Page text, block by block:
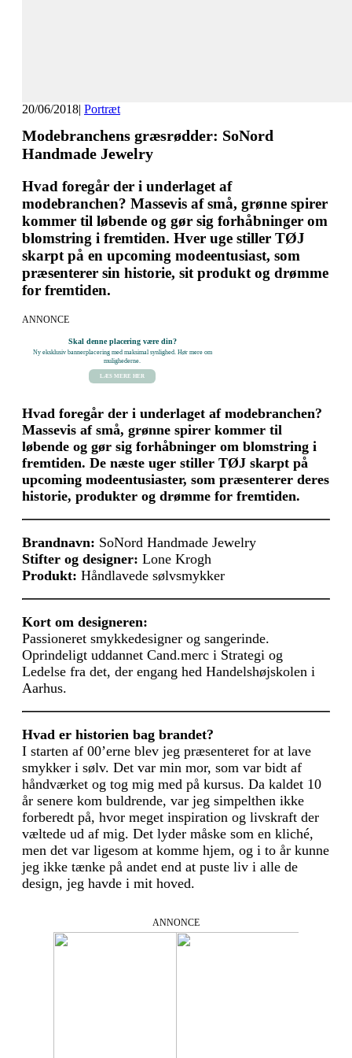
20/06/2018| Portræt
Modebranchens græsrødder: SoNord
Handmade Jewelry
Hvad foregår der i underlaget af
modebranchen? Massevis af små, grønne spirer
kommer til løbende og gør sig forhåbninger om
blomstring i fremtiden. Hver uge stiller TØJ
skarpt på en upcoming modeentusiast, som
præsenterer sin historie, sit produkt og drømme
for fremtiden.
ANNONCE
Skal denne placering være din?
Ny eksklusiv bannerplacering med maksimal synlighed. Hør mere om
mulighederne.
LÆS MERE HER
Hvad foregår der i underlaget af modebranchen?
Massevis af små, grønne spirer kommer til
løbende og gør sig forhåbninger om blomstring i
fremtiden. De næste uger stiller TØJ skarpt på
upcoming modeentusiaster, som præsenterer deres
historie, produkter og drømme for fremtiden.
Brandnavn: SoNord Handmade Jewelry
Stifter og designer: Lone Krogh
Produkt: Håndlavede sølvsmykker
Kort om designeren:
Passioneret smykkedesigner og sangerinde.
Oprindeligt uddannet Cand.merc i Strategi og
Ledelse fra det, der engang hed Handelshøjskolen i
Aarhus.
Hvad er historien bag brandet?
I starten af 00’erne blev jeg præsenteret for at lave
smykker i sølv. Det var min mor, som var bidt af
håndværket og tog mig med på kursus. Da kaldet 10
år senere kom buldrende, var jeg simpelthen ikke
forberedt på, hvor meget inspiration og livskraft der
væltede ud af mig. Det lyder måske som en kliché,
men det var ligesom at komme hjem, og i to år kunne
jeg ikke tænke på andet end at puste liv i alle de
design, jeg havde i mit hoved.
ANNONCE